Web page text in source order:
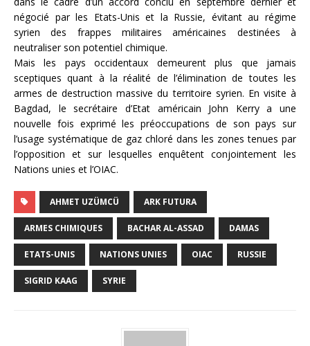
négocié par les Etats-Unis et la Russie, évitant au régime
syrien des frappes militaires américaines destinées à
neutraliser son potentiel chimique.
Mais les pays occidentaux demeurent plus que jamais
sceptiques quant à la réalité de l’élimination de toutes les
armes de destruction massive du territoire syrien. En visite à
Bagdad, le secrétaire d’Etat américain John Kerry a une
nouvelle fois exprimé les préoccupations de son pays sur
l’usage systématique de gaz chloré dans les zones tenues par
l’opposition et sur lesquelles enquêtent conjointement les
Nations unies et l’OIAC.
AHMET UZÜMCÜ ARK FUTURA
ARMES CHIMIQUES BACHAR AL-ASSAD DAMAS
ETATS-UNIS NATIONS UNIES OIAC RUSSIE
SIGRID KAAG SYRIE